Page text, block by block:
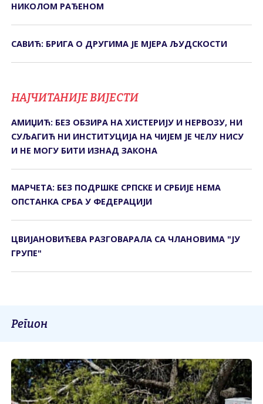
НИКОЛОМ РАЂЕНОМ
САВИЋ: БРИГА О ДРУГИМА ЈЕ МЈЕРА ЉУДСКОСТИ
НАЈЧИТАНИЈЕ ВИЈЕСТИ
АМИЏИЋ: БЕЗ ОБЗИРА НА ХИСTЕРИЈУ И НЕРВОЗУ, НИ
СУЉАГИЋ НИ ИНСTИTУЦИЈА НА ЧИЈЕМ ЈЕ ЧЕЛУ НИСУ
И НЕ МОГУ БИTИ ИЗНАД ЗАКОНА
МАРЧЕТА: БЕЗ ПОДРШКЕ СРПСКЕ И СРБИЈЕ НЕМА
ОПСТАНКА СРБА У ФЕДЕРАЦИЈИ
ЦВИЈАНОВИЋЕВА РАЗГОВАРАЛА СА ЧЛАНОВИМА "ЈУ
ГРУПЕ"
Регион